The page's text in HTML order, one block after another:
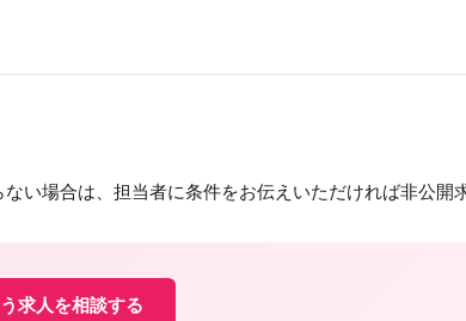
い場合は、担当者に条件をお伝えいただければ非公開
求人を相談する